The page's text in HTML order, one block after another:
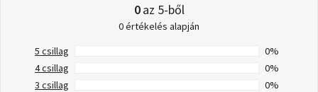
0az 5-ből
0 értékelés alapján
5 csillag
0%
4 csillag
0%
3 csillag
0%